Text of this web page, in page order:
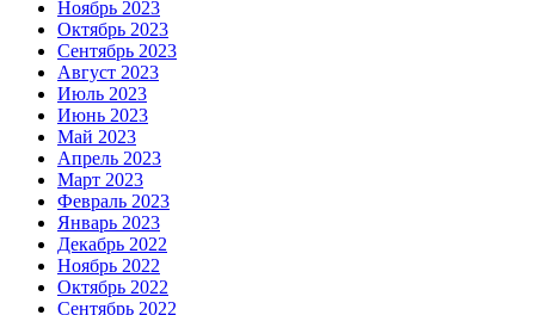
Ноябрь 2023
Октябрь 2023
Сентябрь 2023
Август 2023
Июль 2023
Июнь 2023
Май 2023
Апрель 2023
Март 2023
Февраль 2023
Январь 2023
Декабрь 2022
Ноябрь 2022
Октябрь 2022
Сентябрь 2022